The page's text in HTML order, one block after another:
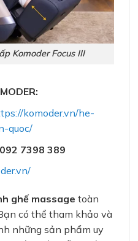
Komoder Focus III
komoder.vn/he-
quoc/
092 7398 389
ghế massage toàn
có thể tham khảo và
những sản phẩm uy